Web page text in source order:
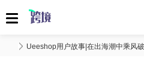
Ueeshop用户故事|在出海潮中乘风